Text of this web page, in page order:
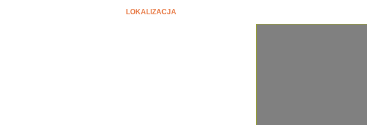
LOKALIZACJA